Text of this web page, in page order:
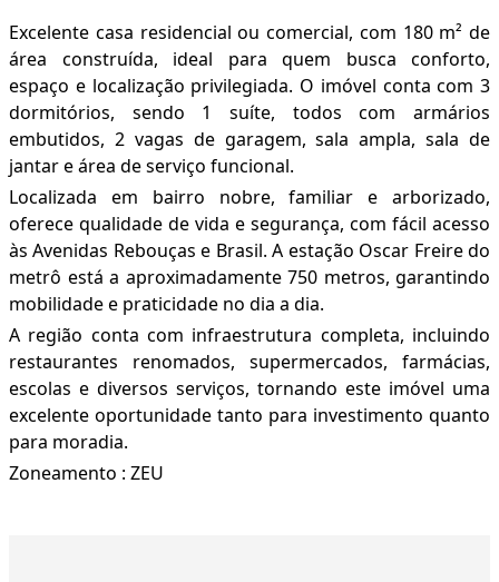
Excelente casa residencial ou comercial, com 180 m² de
área construída, ideal para quem busca conforto,
espaço e localização privilegiada. O imóvel conta com 3
dormitórios, sendo 1 suíte, todos com armários
embutidos, 2 vagas de garagem, sala ampla, sala de
jantar e área de serviço funcional.
Localizada em bairro nobre, familiar e arborizado,
oferece qualidade de vida e segurança, com fácil acesso
às Avenidas Rebouças e Brasil. A estação Oscar Freire do
metrô está a aproximadamente 750 metros, garantindo
mobilidade e praticidade no dia a dia.
A região conta com infraestrutura completa, incluindo
restaurantes renomados, supermercados, farmácias,
escolas e diversos serviços, tornando este imóvel uma
excelente oportunidade tanto para investimento quanto
para moradia.
Zoneamento : ZEU